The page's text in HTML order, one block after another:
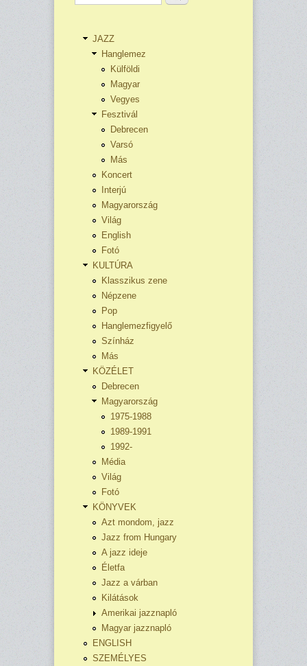
JAZZ
Hanglemez
Külföldi
Magyar
Vegyes
Fesztivál
Debrecen
Varsó
Más
Koncert
Interjú
Magyarország
Világ
English
Fotó
KULTÚRA
Klasszikus zene
Népzene
Pop
Hanglemezfigyelő
Színház
Más
KÖZÉLET
Debrecen
Magyarország
1975-1988
1989-1991
1992-
Média
Világ
Fotó
KÖNYVEK
Azt mondom, jazz
Jazz from Hungary
A jazz ideje
Életfa
Jazz a várban
Kilátások
Amerikai jazznapló
Magyar jazznapló
ENGLISH
SZEMÉLYES